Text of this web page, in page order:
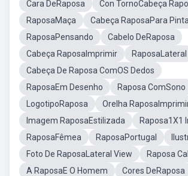
Cara DeRaposa
Con TornoCabeça
RaposaMaça
Cabeça RaposaPara
RaposaPensando
Cabelo DeRaposa
Cabeça RaposaImprimir
RaposaLateral
Cabeça De Raposa ComOS Dedos
RaposaEm Desenho
Raposa ComSono
LogotipoRaposa
Orelha
Imagem RaposaEstilizada
Raposa1X1
RaposaFêmea
RaposaPortugal
Foto De RaposaLateral View
Raposa
A RaposaE O Homem
Cores DeRaposa